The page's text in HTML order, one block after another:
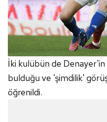
İki kulübün de
bulduğu ve 'şimdilik'
öğrenildi.